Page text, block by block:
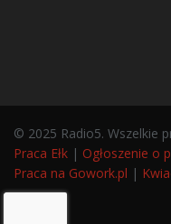
© 2025 Radio5. Wszelkie
Praca Ełk | Ogłoszenie o
Praca na Gowork.pl |